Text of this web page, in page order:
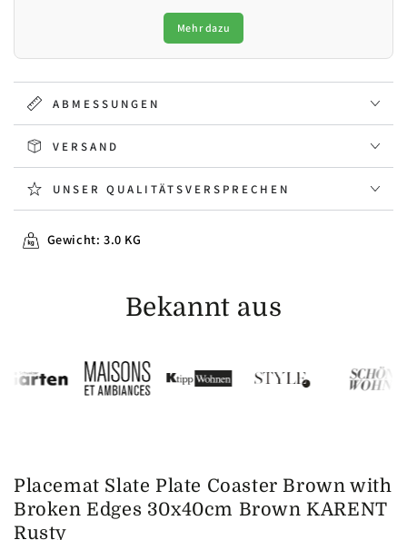
Mehr dazu
ABMESSUNGEN
VERSAND
UNSER QUALITÄTSVERSPRECHEN
Gewicht: 3.0 KG
Bekannt aus
Placemat Slate Plate Coaster Brown with
Broken Edges 30x40cm Brown KARENT
Rusty